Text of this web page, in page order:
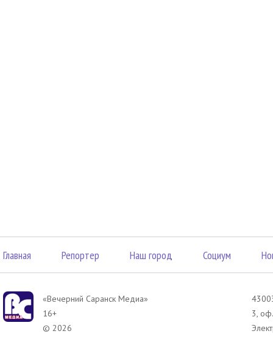
Главная Репортер Наш город Социум
«Вечерний Саранск Mедиа»
16+
© 2026
3,